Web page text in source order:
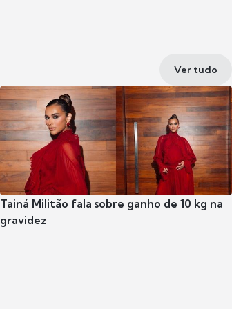
Ver tudo
Tainá Militão fala sobre ganho de 10 kg na
gravidez